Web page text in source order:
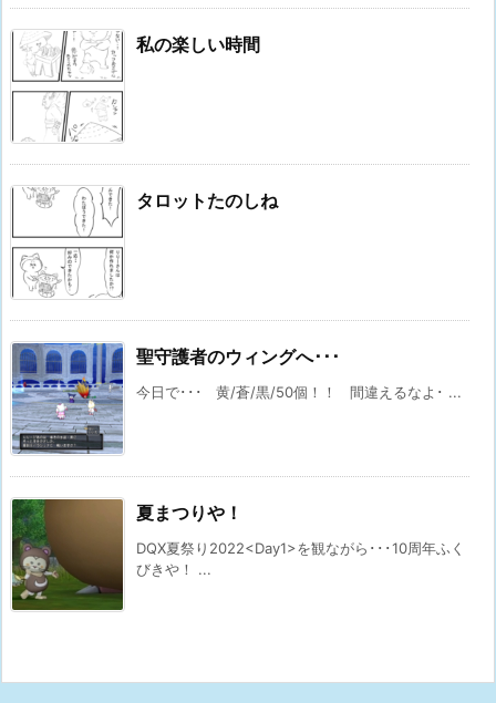
私の楽しい時間
タロットたのしね
聖守護者のウィングへ･･･
今日で･･･ 黄/蒼/黒/50個！！ 間違えるなよ･ ...
夏まつりや！
DQX夏祭り2022<Day1>を観ながら･･･10周年ふく
びきや！ ...